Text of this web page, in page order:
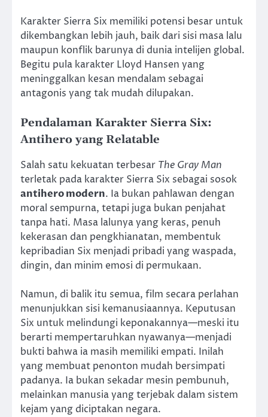
Karakter Sierra Six memiliki potensi besar untuk
dikembangkan lebih jauh, baik dari sisi masa lalu
maupun konflik barunya di dunia intelijen global.
Begitu pula karakter Lloyd Hansen yang
meninggalkan kesan mendalam sebagai
antagonis yang tak mudah dilupakan.
Pendalaman Karakter Sierra Six:
Antihero yang Relatable
Salah satu kekuatan terbesar The Gray Man
terletak pada karakter Sierra Six sebagai sosok
antihero modern. Ia bukan pahlawan dengan
moral sempurna, tetapi juga bukan penjahat
tanpa hati. Masa lalunya yang keras, penuh
kekerasan dan pengkhianatan, membentuk
kepribadian Six menjadi pribadi yang waspada,
dingin, dan minim emosi di permukaan.
Namun, di balik itu semua, film secara perlahan
menunjukkan sisi kemanusiaannya. Keputusan
Six untuk melindungi keponakannya—meski itu
berarti mempertaruhkan nyawanya—menjadi
bukti bahwa ia masih memiliki empati. Inilah
yang membuat penonton mudah bersimpati
padanya. Ia bukan sekadar mesin pembunuh,
melainkan manusia yang terjebak dalam sistem
kejam yang diciptakan negara.